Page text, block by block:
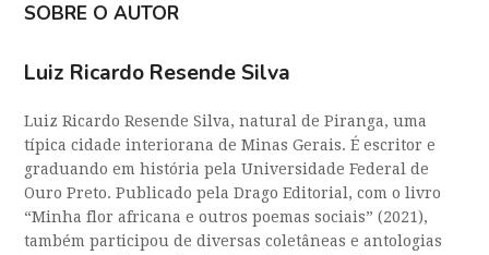
SOBRE O AUTOR
Luiz Ricardo Resende Silva
Luiz Ricardo Resende Silva, natural de Piranga, uma
típica cidade interiorana de Minas Gerais. É escritor e
graduando em história pela Universidade Federal de
Ouro Preto. Publicado pela Drago Editorial, com o livro
“Minha flor africana e outros poemas sociais” (2021),
também participou de diversas coletâneas e antologias